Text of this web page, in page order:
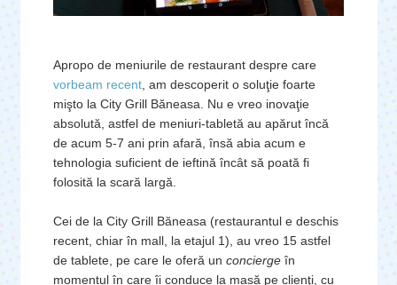
Apropo de meniurile de restaurant despre care
vorbeam recent , am descoperit o soluţie foarte
mişto la City Grill Băneasa. Nu e vreo inovaţie
absolută, astfel de meniuri-tabletă au apărut încă
de acum 5-7 ani prin afară, însă abia acum e
tehnologia suficient de ieftină încât să poată fi
folosită la scară largă.
Cei de la City Grill Băneasa (restaurantul e deschis
recent, chiar în mall, la etajul 1), au vreo 15 astfel
de tablete, pe care le oferă un concierge în
momentul în care îi conduce la masă pe clienţi, cu